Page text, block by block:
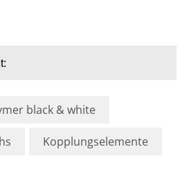
black & white
Kopplungselemente